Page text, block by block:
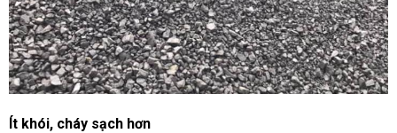
Ít khói, cháy sạch hơn